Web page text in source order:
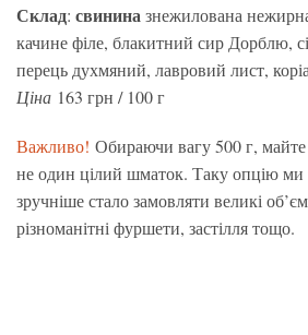
Склад: свининазнежилована
качине філе, блакитний сир Дорблю,
перець духмяний, лавровий лист,
Ціна 163 грн / 100 г
Важливо! Обираючи вагу 500 г, майте
не один цілий шматок. Таку опцію ми
зручніше стало замовляти великі
різноманітні фуршети, застілля тощо.